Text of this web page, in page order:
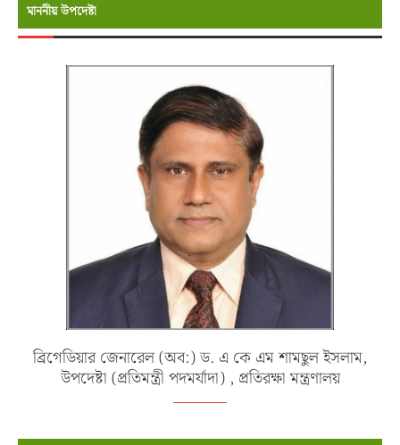
মাননীয় উপদেষ্টা
ব্রিগেডিয়ার জেনারেল (অব:) ড. এ কে এম শামছুল ইসলাম,
উপদেষ্টা (প্রতিমন্ত্রী পদমর্যাদা) , প্রতিরক্ষা মন্ত্রণালয়